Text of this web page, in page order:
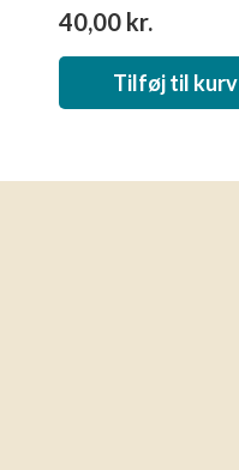
40,00 kr.
Tilføj til kurv